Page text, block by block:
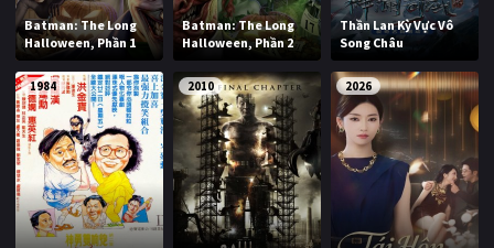
Batman: The Long
Halloween, Phần 1
Batman: The Long
Halloween, Phần 2
Thần Lan Kỳ Vực Vô
Song Châu
1984 2010 2026